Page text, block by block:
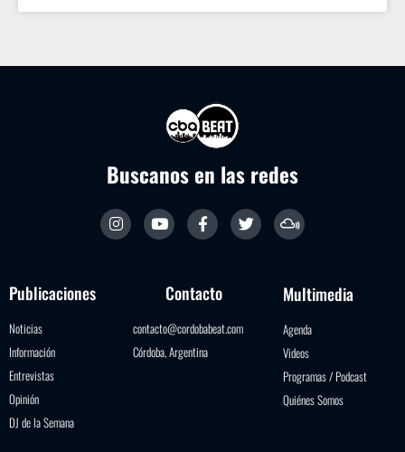
Buscanos en las redes
Publicaciones
Noticias
Información
Entrevistas
Opinión
DJ de la Semana
Contacto
contacto@cordobabeat.com
Córdoba, Argentina
Multimedia
Agenda
Videos
Programas / Podcast
Quiénes Somos